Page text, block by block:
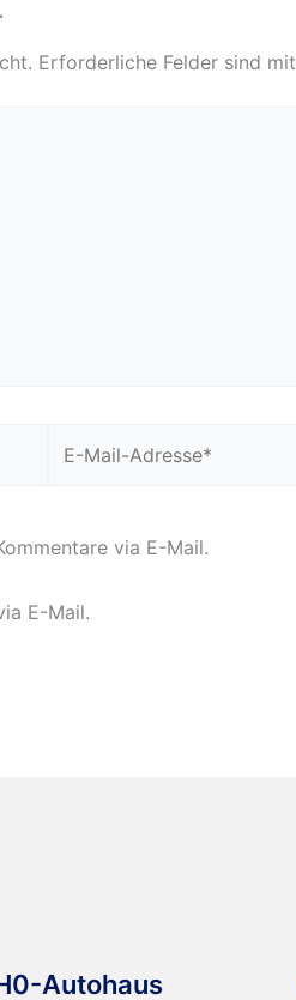
Erforderliche Felder sind mit
Mail-
via E-Mail.
E-Mail.
Autohaus